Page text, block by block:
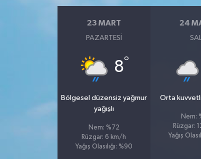
23 MART
PAZARTESI
8°
Bölgesel düzensiz yağmur
yağışlı
Nem: %72
Rüzgar: 6 km/h
Yağış Olasılığı: %90
24
Orta
Nem:
Rüzgar:
Yağış